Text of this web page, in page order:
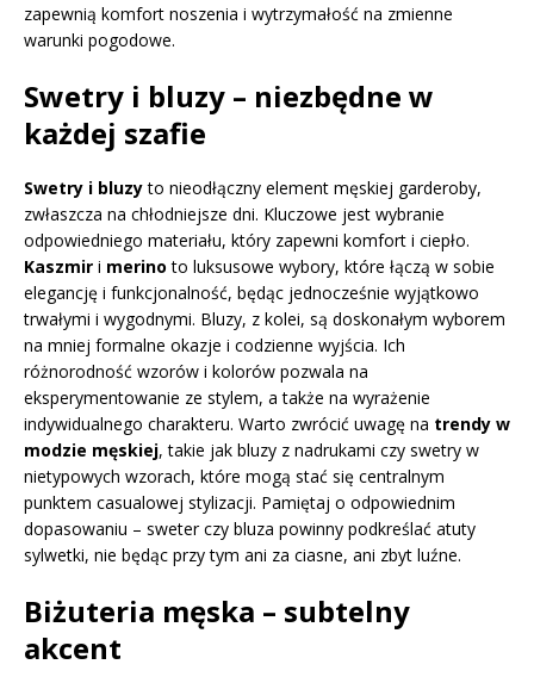
zapewnią komfort noszenia i wytrzymałość na zmienne
warunki pogodowe.
Swetry i bluzy – niezbędne w
każdej szafie
Swetry i bluzyto nieodłączny element męskiej garderoby,
zwłaszcza na chłodniejsze dni. Kluczowe jest wybranie
odpowiedniego materiału, który zapewni komfort i ciepło.
Kaszmir i merino to luksusowe wybory, które łączą w sobie
elegancję i funkcjonalność, będąc jednocześnie wyjątkowo
trwałymi i wygodnymi. Bluzy, z kolei, są doskonałym wyborem
na mniej formalne okazje i codzienne wyjścia. Ich
różnorodność wzorów i kolorów pozwala na
eksperymentowanie ze stylem, a także na wyrażenie
indywidualnego charakteru. Warto zwrócić uwagę na trendy w
modzie męskiej, takie jak bluzy z nadrukami czy swetry w
nietypowych wzorach, które mogą stać się centralnym
punktem casualowej stylizacji. Pamiętaj o odpowiednim
dopasowaniu – sweter czy bluza powinny podkreślać atuty
sylwetki, nie będąc przy tym ani za ciasne, ani zbyt luźne.
Biżuteria męska – subtelny
akcent